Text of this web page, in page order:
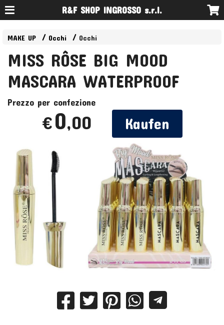
R&F SHOP INGROSSO s.r.l.
MAKE UP Occhi Occhi
MISS RÔSE BIG MOOD
MASCARA WATERPROOF
Prezzo per confezione
€0,00 Kaufen